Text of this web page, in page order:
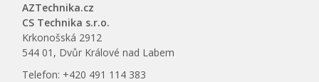
AZTechnika.cz
CS Technika s.r.o.
Krkonošská 2912
544 01, Dvůr Králové nad Labem
Telefon: +420 491 114 383